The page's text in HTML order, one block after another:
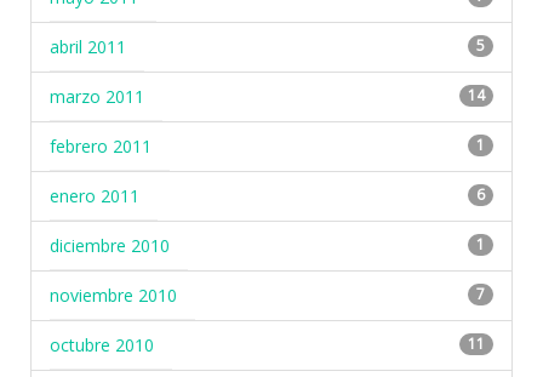
abril 2011 5
marzo 2011 14
febrero 2011 1
enero 2011 6
diciembre 2010 1
noviembre 2010 7
octubre 2010 11